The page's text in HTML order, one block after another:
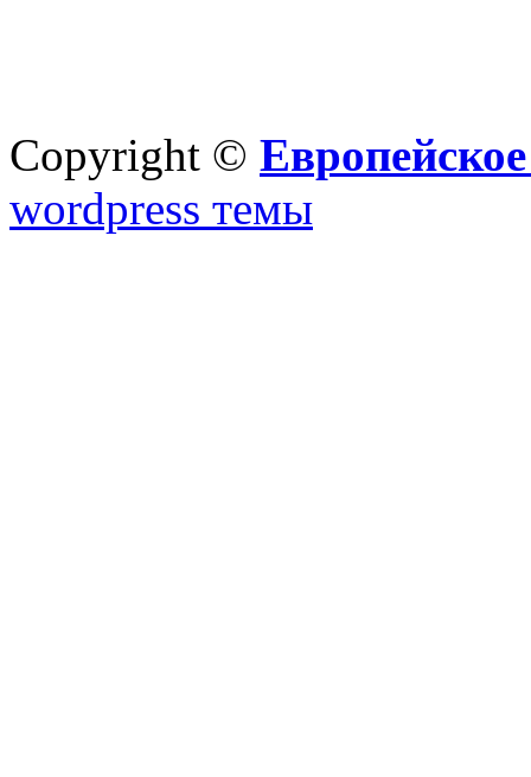
Copyright ©
wordpress темы